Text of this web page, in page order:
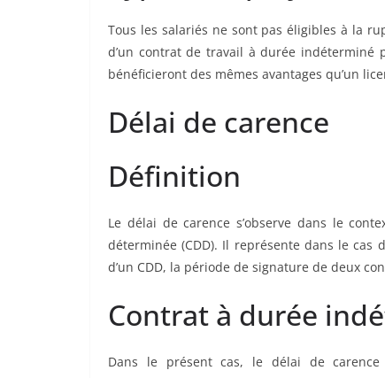
Tous les salariés ne sont pas éligibles à la
d’un contrat de travail à durée
bénéficieront des mêmes avantages qu’un
Délai de carence
Définition
Le délai de carence s’observe dans le
déterminée (CDD). Il représente dans le cas
d’un CDD, la période de signature de deux
Contrat à durée
Dans le présent cas, le délai de